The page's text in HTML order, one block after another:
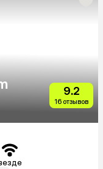
9.2
16 отзывов